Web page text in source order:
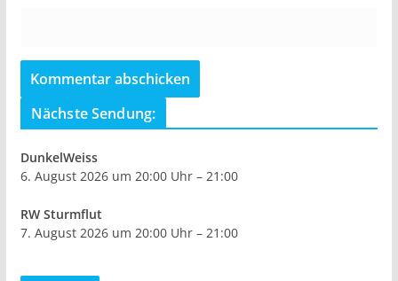
Nächste Sendung:
DunkelWeiss
6. August 2026 um 20:00 Uhr – 21:00
RW Sturmflut
7. August 2026 um 20:00 Uhr – 21:00